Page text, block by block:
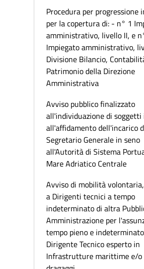
Procedura per progressione
per la copertura di: - n° 1
amministrativo, livello II, e
Impiegato amministrativo,
Divisione Bilancio,
Patrimonio della Direzione
Amministrativa
Avviso pubblico finalizzato
all'individuazione di soggetti
all'affidamento dell'incarico
Segretario Generale in seno
all'Autorità di Sistema
Mare Adriatico Centrale
Avviso di mobilità
a Dirigenti tecnici a tempo
indeterminato di altra
Amministrazione per
tempo pieno e
Dirigente Tecnico esperto in
Infrastrutture marittime e/o